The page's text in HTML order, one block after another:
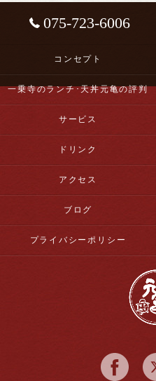
075-723-6006
コンセプト
一乗寺のランチ･天丼元亀の評判
サービス
ドリンク
アクセス
ブログ
プライバシーポリシー